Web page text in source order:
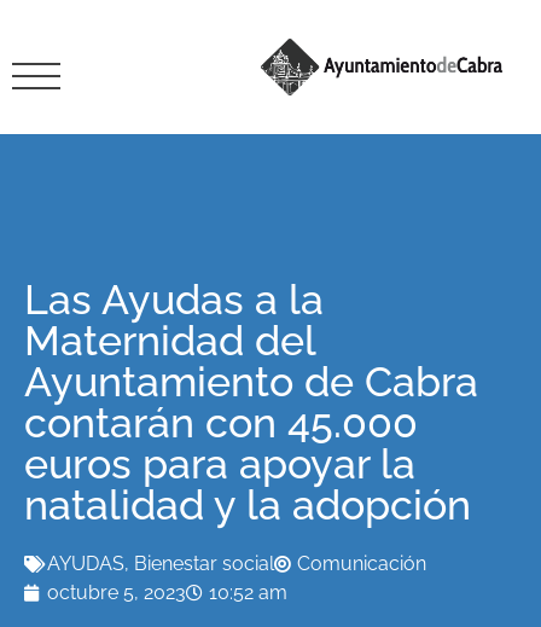
Las Ayudas a la
Maternidad del
Ayuntamiento de Cabra
contarán con 45.000
euros para apoyar la
natalidad y la adopción
AYUDAS, Bienestar social
Comunicación
octubre 5, 2023
10:52 am